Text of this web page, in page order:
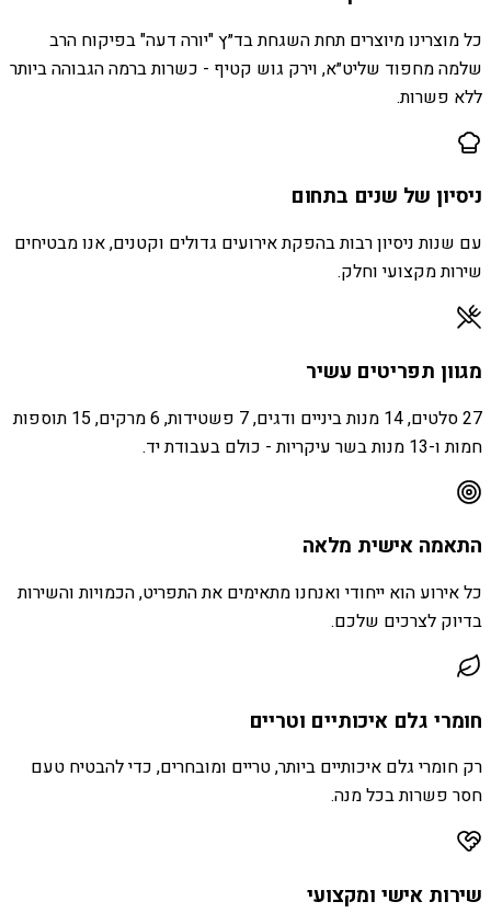
כל מוצרינו מיוצרים תחת השגחת בד״ץ "יורה דעה" בפיקוח הרב
שלמה מחפוד שליט״א, וירק גוש קטיף - כשרות ברמה הגבוהה ביותר
ללא פשרות.
ניסיון של שנים בתחום
עם שנות ניסיון רבות בהפקת אירועים גדולים וקטנים, אנו מבטיחים
שירות מקצועי וחלק.
מגוון תפריטים עשיר
27 סלטים, 14 מנות ביניים ודגים, 7 פשטידות, 6 מרקים, 15 תוספות
חמות ו-13 מנות בשר עיקריות - כולם בעבודת יד.
התאמה אישית מלאה
כל אירוע הוא ייחודי ואנחנו מתאימים את התפריט, הכמויות והשירות
בדיוק לצרכים שלכם.
חומרי גלם איכותיים וטריים
רק חומרי גלם איכותיים ביותר, טריים ומובחרים, כדי להבטיח טעם
חסר פשרות בכל מנה.
שירות אישי ומקצועי